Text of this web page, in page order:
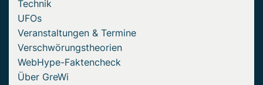
Technik
UFOs
Veranstaltungen & Termine
Verschwörungstheorien
WebHype-Faktencheck
Über GreWi